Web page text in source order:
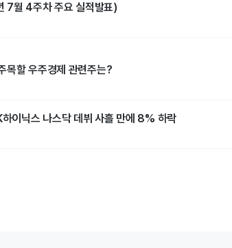
월 4주차 주요 실적발표)
목할 우주경제 관련주는?
이닉스 나스닥 데뷔 사흘 만에 8% 하락